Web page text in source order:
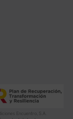
Encuentro, S.A.